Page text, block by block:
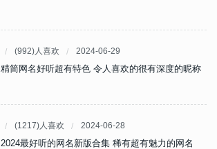
(992)人喜欢 2024-06-29
精简网名好听超有特色 令人喜欢的很有深度的昵称
(1217)人喜欢 2024-06-28
2024最好听的网名新版合集 稀有超有魅力的网名